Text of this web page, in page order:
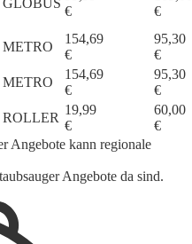
GLOBUS
€
€
METRO
154,69
€
95,30
€
METRO
154,69
€
95,30
€
ROLLER
19,99
€
60,00
€
Angebote kann regionale
Angebote da sind.